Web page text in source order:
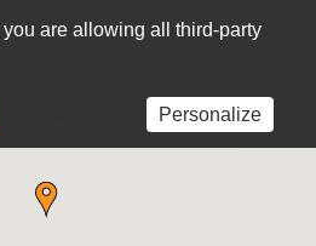
CASEUS
you are allowing all third-party
Personalize